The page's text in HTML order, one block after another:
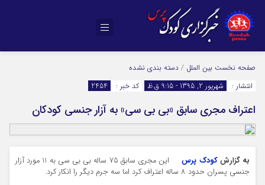
صفحه نخست بین الملل / دسته بندی نشده
انتشار :
شهریور 2, 1395 - 9:15 ق.ظ کد خبر : 2454
اعتراف مجری سابق «بی بی سی» به آزار جنسی کودکان
به گزارشکودک پرس
این مجری سابق 75 ساله بی بی سی به 11 مورد آزار
جنسی پسران حدود 8 ساله اعتراف کرد اما سه جرم دیگر را انکار کرد.